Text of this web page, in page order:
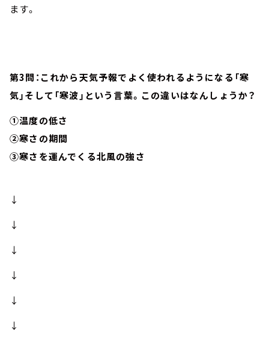
ます。
第3問：これから天気予報でよく使われるようになる「寒
気」そして「寒波」という言葉。この違いはなんしょうか？
①温度の低さ
②寒さの期間
③寒さを運んでくる北風の強さ
↓
↓
↓
↓
↓
↓